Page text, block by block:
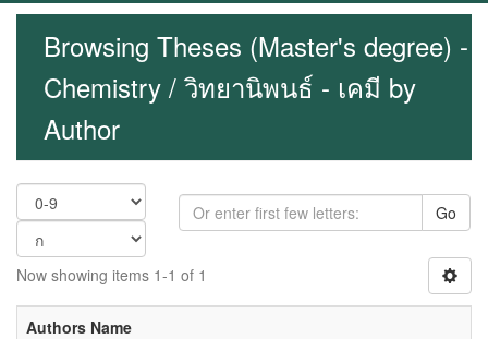
Browsing Theses (Master's degree) -
Chemistry / วิทยานิพนธ์ - เคมี by
Author
Go
Now showing items 1-1 of 1
Authors Name